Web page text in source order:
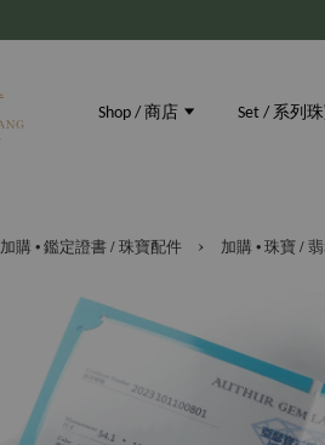
Shop / 商店 Set / 系列
加購 • 鑑定證書 / 珠寶配件 › 加購 • 珠寶 /